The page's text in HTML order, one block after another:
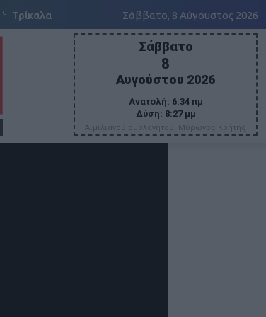
C Τρίκαλα Σάββατο, 8 Αύγουστος 2026
Σάββατο
8
Αυγούστου 2026
Ανατολή: 6:34 πμ
Δύση: 8:27 μμ
Αιμιλιανού ομολογήτου, Μύρωνος Κρήτης